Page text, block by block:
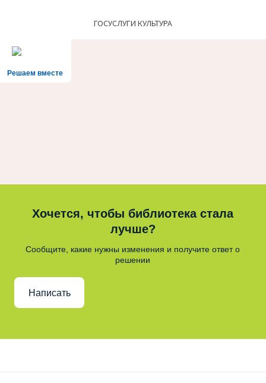
ГОСУСЛУГИ КУЛЬТУРА
Решаем вместе
Хочется, чтобы библиотека стала
лучше?
Сообщите, какие нужны изменения и получите ответ о
решении
Написать